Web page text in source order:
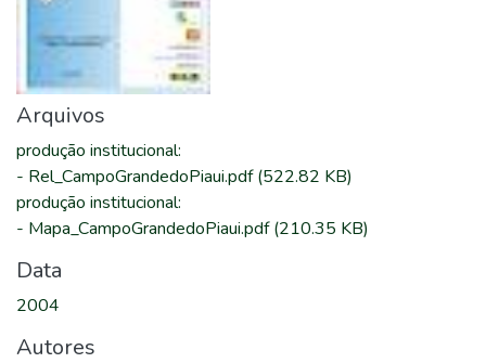
Arquivos
produção institucional:
- Rel_CampoGrandedoPiaui.pdf(522.82 KB)
produção institucional:
- Mapa_CampoGrandedoPiaui.pdf(210.35 KB)
Data
2004
Autores